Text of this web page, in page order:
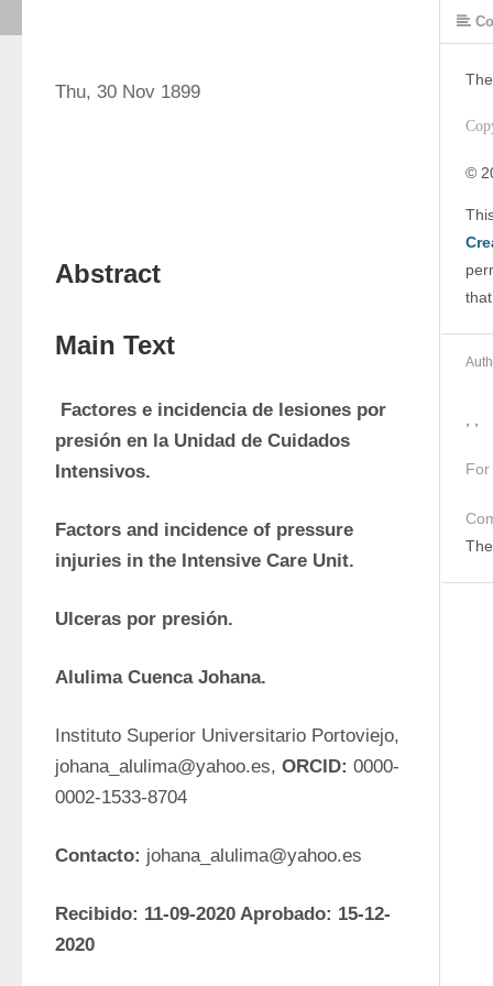
Thu, 30 Nov 1899
Abstract
Main Text
presión en la Unidad de Cuidados
Intensivos.
Factors and incidence of pressure
injuries in the Intensive Care Unit.
Ulceras por presión.
Alulima Cuenca Johana.
Instituto Superior Universitario Portoviejo,
johana_alulima@yahoo.es, ORCID: 0000-
0002-1533-8704
Contacto: johana_alulima@yahoo.es
Recibido: 11-09-2020 Aprobado: 15-12-
2020
©